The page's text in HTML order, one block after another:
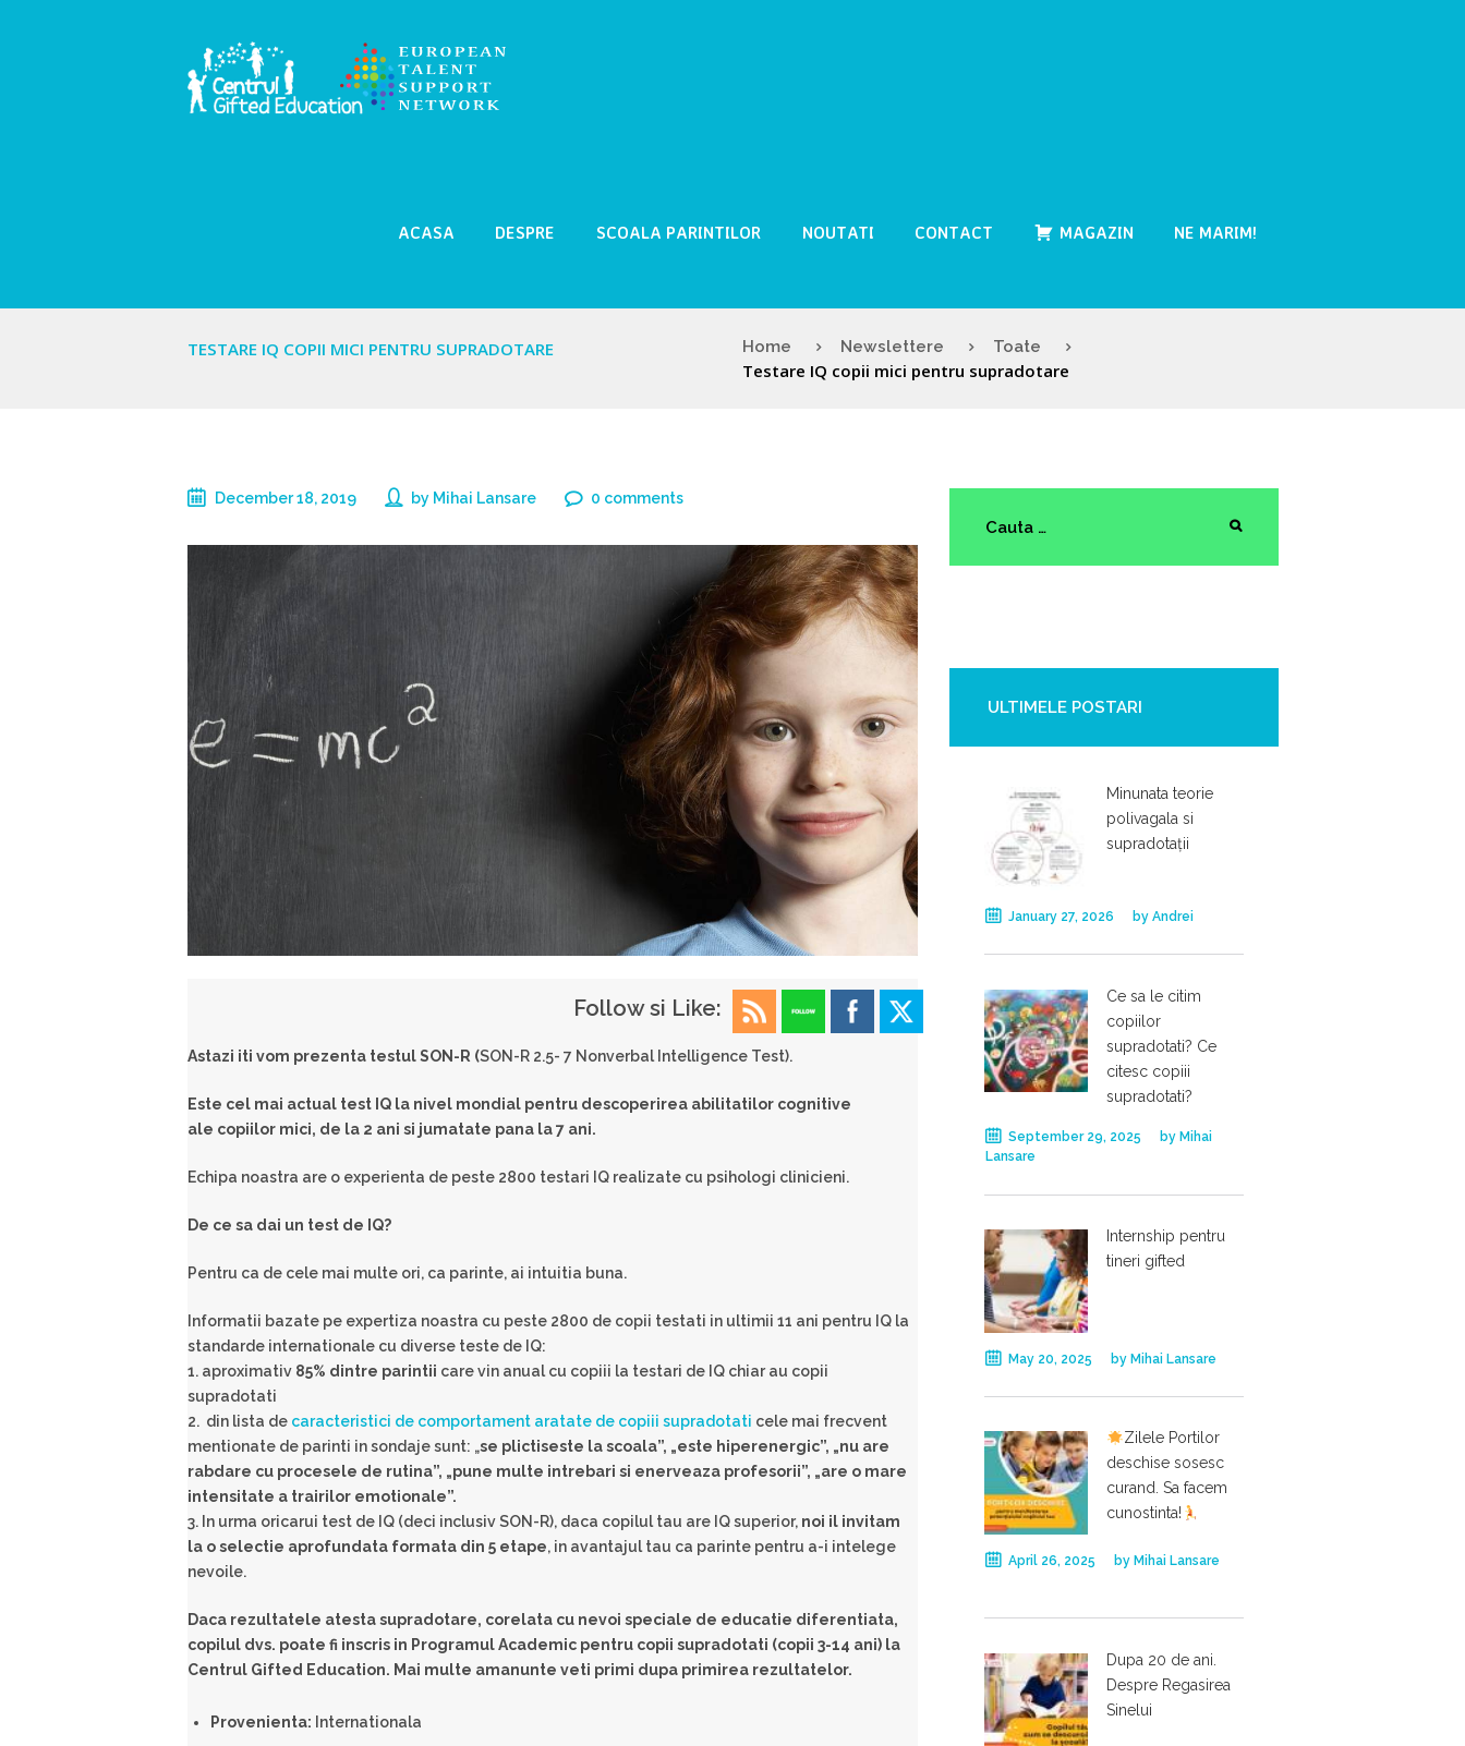
ACASA DESPRE SCOALA PARINTILOR NOUTATI CONTACT MAGAZIN NE MARIM!
TESTARE IQ COPII MICI PENTRU SUPRADOTARE Home Newslettere Toate
Testare IQ copii mici pentru supradotare
December 18, 2019 by Mihai Lansare 0 comments
Follow si Like:
Astazi iti vom prezenta testul SON-R (SON-R 2.5- 7 Nonverbal Intelligence Test).
Este cel mai actual test IQ la nivel mondial pentru descoperirea abilitatilor cognitive
ale copiilor mici, de la 2 ani si jumatate pana la 7 ani.
Echipa noastra are o experienta de peste 2800 testari IQ realizate cu psihologi clinicieni.
De ce sa dai un test de IQ?
Pentru ca de cele mai multe ori, ca parinte, ai intuitia buna.
Informatii bazate pe expertiza noastra cu peste 2800 de copii testati in ultimii 11 ani pentru IQ la
standarde internationale cu diverse teste de IQ:
1. aproximativ 85% dintre parintii care vin anual cu copiii la testari de IQ chiar au copii
supradotati
2. din lista de caracteristici de comportament aratate de copiii supradotati cele mai frecvent
mentionate de parinti in sondaje sunt: „se plictiseste la scoala”, „este hiperenergic”, „nu are
rabdare cu procesele de rutina”, „pune multe intrebari si enerveaza profesorii”, „are o mare
intensitate a trairilor emotionale”.
3. In urma oricarui test de IQ (deci inclusiv SON-R), daca copilul tau are IQ superior, noi il invitam
la o selectie aprofundata formata din 5 etape, in avantajul tau ca parinte pentru a-i intelege
nevoile.
Daca rezultatele atesta supradotare, corelata cu nevoi speciale de educatie diferentiata,
copilul dvs. poate fi inscris in Programul Academic pentru copii supradotati (copii 3-14 ani) la
Centrul Gifted Education. Mai multe amanunte veti primi dupa primirea rezultatelor.
Provenienta: Internationala
ULTIMELE POSTARI
Minunata teorie
polivagala si
supradotații
January 27, 2026 by Andrei
Ce sa le citim
copiilor
supradotati? Ce
citesc copiii
supradotati?
September 29, 2025 by Mihai
Lansare
Internship pentru
tineri gifted
May 20, 2025 by Mihai Lansare
Zilele Portilor
deschise sosesc
curand. Sa facem
cunostinta!
April 26, 2025 by Mihai Lansare
Dupa 20 de ani.
Despre Regasirea
Sinelui